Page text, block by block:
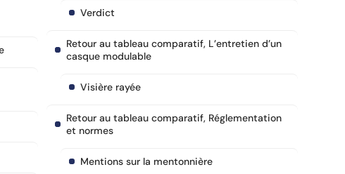
Verdict
Retour au tableau comparatif, L’entretien d’un
casque modulable
Visière rayée
Retour au tableau comparatif, Réglementation
et normes
Mentions sur la mentonnière